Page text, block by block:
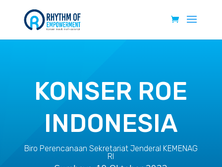
KONSER ROE
INDONESIA
Biro Perencanaan Sekretariat Jenderal KEMENAG
RI